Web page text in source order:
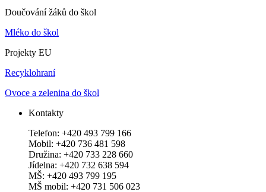
Doučování žáků do škol
Mléko do škol
Projekty EU
Recyklohraní
Ovoce a zelenina do škol
Kontakty
Telefon: +420 493 799 166
Mobil: +420 736 481 598
Družina: +420 733 228 660
Jídelna: +420 732 638 594
MŠ: +420 493 799 195
MŠ mobil: +420 731 506 023